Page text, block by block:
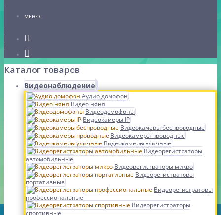
МЕНЮ
Каталог товаров
Видеонаблюдение
Аудио домофон
Видео няня
Видеодомофоны
Видеокамеры IP
Видеокамеры беспроводные
Видеокамеры проводные
Видеокамеры уличные
Видеорегистраторы
автомобильные
Видеорегистраторы микро
Видеорегистраторы
портативные
Видеорегистраторы
профессиональные
Видеорегистраторы
спортивные